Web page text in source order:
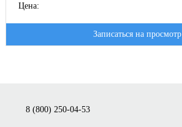
Цена:
Записаться на просмотр
8 (800) 250-04-53